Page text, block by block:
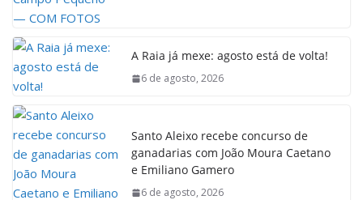
A Raia já mexe: agosto está de volta!
6 de agosto, 2026
Santo Aleixo recebe concurso de
ganadarias com João Moura Caetano
e Emiliano Gamero
6 de agosto, 2026